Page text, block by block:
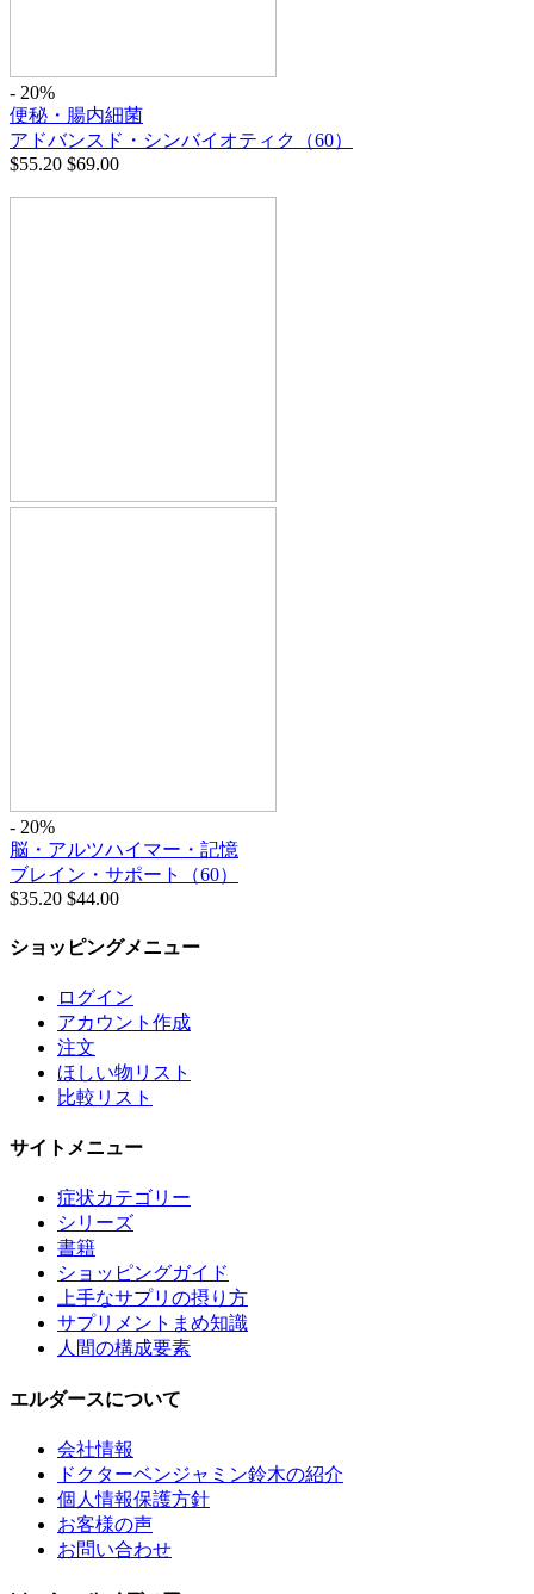
- 20%
便秘・腸内細菌
アドバンスド・シンバイオティク（60）
$55.20 $69.00
- 20%
脳・アルツハイマー・記憶
ブレイン・サポート（60）
$35.20 $44.00
ショッピングメニュー
ログイン
アカウント作成
注文
ほしい物リスト
比較リスト
サイトメニュー
症状カテゴリー
シリーズ
書籍
ショッピングガイド
上手なサプリの摂り方
サプリメントまめ知識
人間の構成要素
エルダースについて
会社情報
ドクターベンジャミン鈴木の紹介
個人情報保護方針
お客様の声
お問い合わせ